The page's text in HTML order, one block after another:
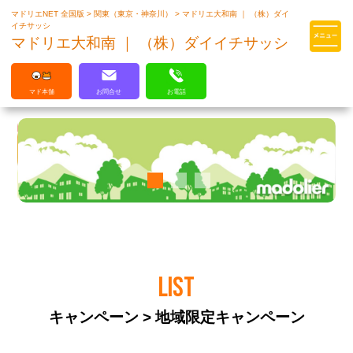
マドリエはLIXILの厳しい基準を
マドリエNET 全国版> 関東（東京・神奈川）>マドリエ大和南 ｜ （株）ダイ
イチサッシ
マドリエ大和南 ｜ （株）ダイイチサッシ
マド本舗 お問合せ お電話
LIST
キャンペーン > 地域限定キャンペーン